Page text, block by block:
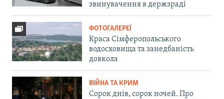
звинувачення в держзраді
ФОТОГАЛЕРЕЇ
Краса Сімферопольського
водосховища та занедбаність
довкола
ВІЙНА ТА КРИМ
Сорок днів, сорок ночей. Про